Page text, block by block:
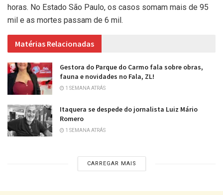
horas. No Estado São Paulo, os casos somam mais de 95
mil e as mortes passam de 6 mil.
Matérias Relacionadas
Gestora do Parque do Carmo fala sobre obras,
fauna e novidades no Fala, ZL!
1 SEMANA ATRÁS
Itaquera se despede do jornalista Luiz Mário
Romero
1 SEMANA ATRÁS
CARREGAR MAIS